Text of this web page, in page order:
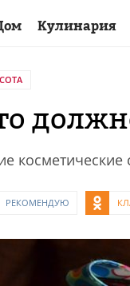
Кулинария
РЕКОМЕНДУЮ